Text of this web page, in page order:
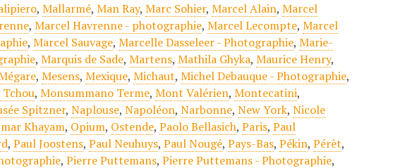
,Mallarmé,Man Ray,Marc Sohier,Marcel Alain,Marcel
,Marcel Havrenne - photographie,Marcel Lecompte,Marcel
,Marcel Sauvage,Marcelle Dasseleer - Photographie,Marie-
,Marquis de Sade,Martens,Mathila Ghyka,Maurice Henry,
,Mesens,Mexique,Michaut,Michel Debauque - Photographie,
,Monsummano Terme,Mont Valérien,Montecatini,
Spitzner,Naplouse,Napoléon,Narbonne,New York,Nicole
Khayam, Opium, Ostende,Paolo Bellasich,Paris,Paul
,Paul Joostens,Paul Neuhuys,Paul Nougé,Pays-Bas,Pékin,Pérèt,
,Pierre Puttemans,Pierre Puttemans - Photographie,